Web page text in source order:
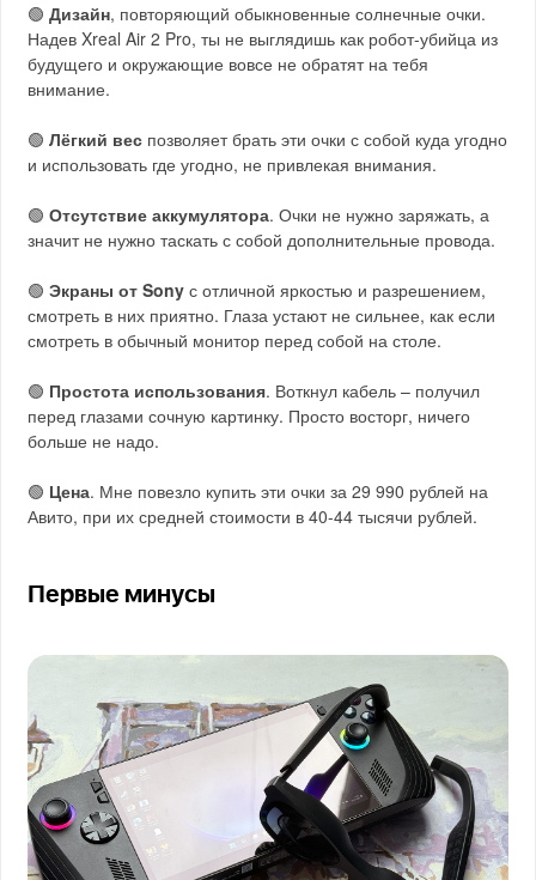
🟢Дизайн, повторяющий обыкновенные солнечные очки.
Надев Xreal Air 2 Pro, ты не выглядишь как робот-убийца из
будущего и окружающие вовсе не обратят на тебя
внимание.
🟢Лёгкий вес позволяет брать эти очки с собой куда угодно
и использовать где угодно, не привлекая внимания.
🟢Отсутствие аккумулятора. Очки не нужно заряжать, а
значит не нужно таскать с собой дополнительные провода.
🟢Экраны от Sony с отличной яркостью и разрешением,
смотреть в них приятно. Глаза устают не сильнее, как если
смотреть в обычный монитор перед собой на столе.
🟢 Простота использования. Воткнул кабель – получил
перед глазами сочную картинку. Просто восторг, ничего
больше не надо.
🟢 Цена. Мне повезло купить эти очки за 29 990 рублей на
Авито, при их средней стоимости в 40-44 тысячи рублей.
Первые минусы